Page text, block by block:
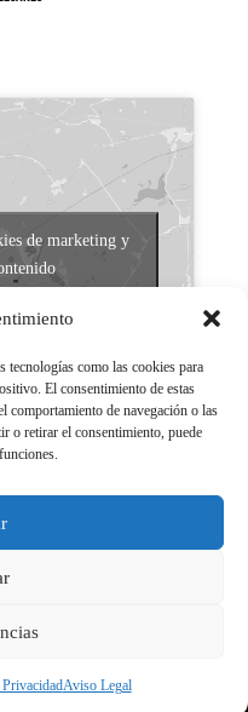
tecnologías como las cookies para
El consentimiento de estas
comportamiento de navegación o las
o retirar el consentimiento, puede
Aviso Legal
de marketing y